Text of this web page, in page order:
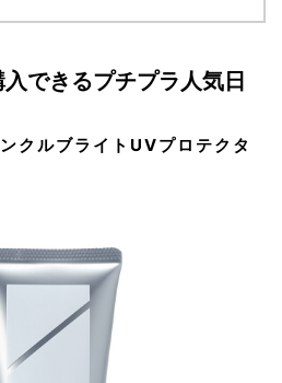
できるプチプラ人気日
クルブライトUVプロテクタ